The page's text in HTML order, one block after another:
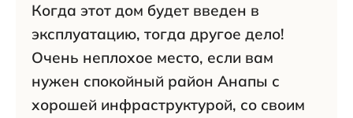
Когда этот дом будет введен в
эксплуатацию, тогда другое дело!
Очень неплохое место, если вам
нужен спокойный район Анапы с
хорошей инфраструктурой, со своим